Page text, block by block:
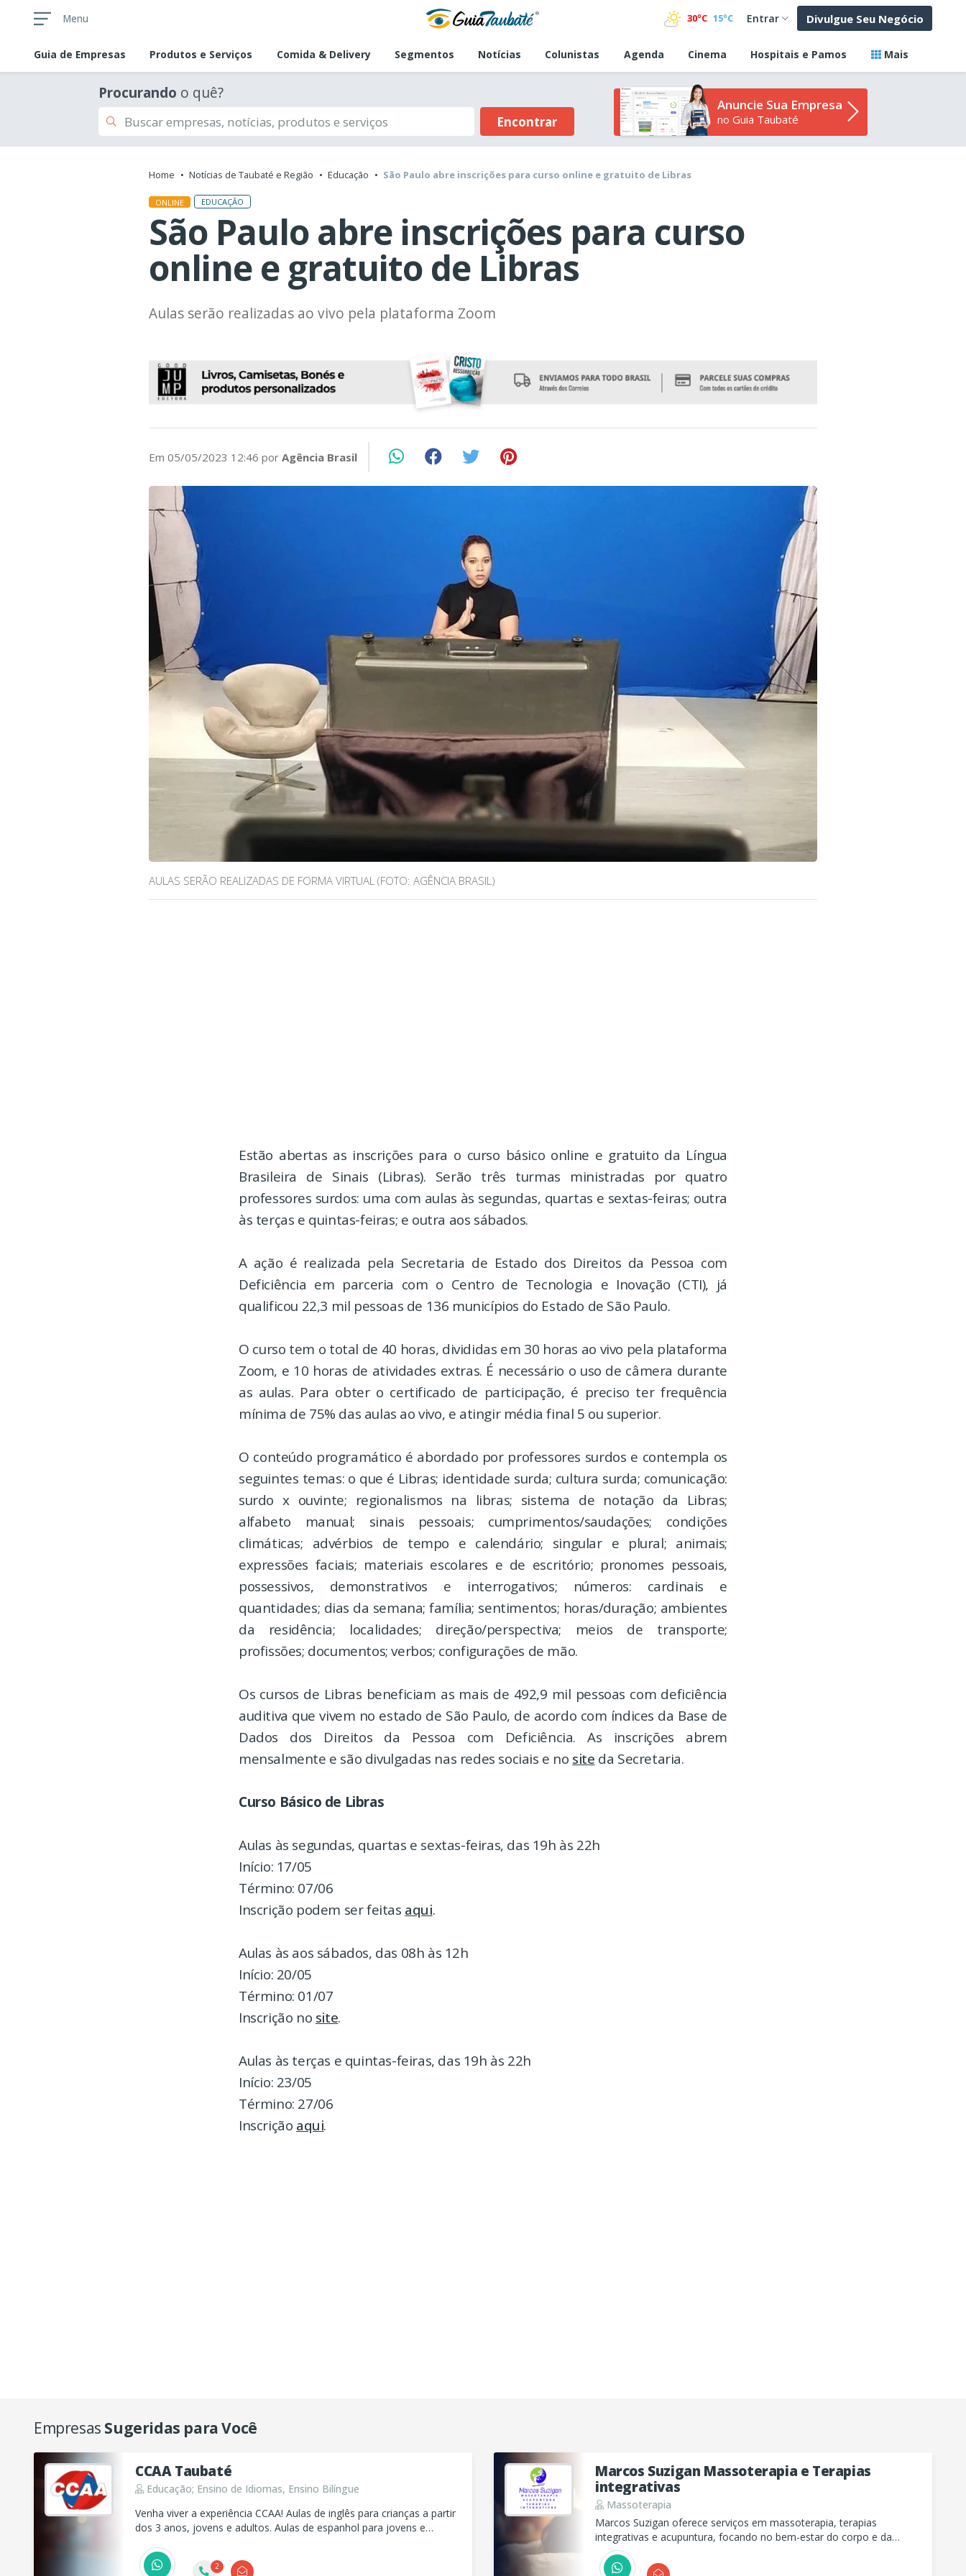
Menu 30ºC 15ºC Entrar Divulgue Seu Negócio
Guia de Empresas Produtos e Serviços Comida & Delivery Segmentos Notícias Colunistas Agenda Cinema Hospitais e Pamos Mais
Procurando o quê?
Encontrar
Anuncie Sua Empresa
no Guia Taubaté
Home Notícias de Taubaté e Região Educação São Paulo abre inscrições para curso online e gratuito de Libras
ONLINE EDUCAÇÃO
São Paulo abre inscrições para curso
online e gratuito de Libras
Aulas serão realizadas ao vivo pela plataforma Zoom
Em 05/05/2023 12:46 por Agência Brasil
AULAS SERÃO REALIZADAS DE FORMA VIRTUAL (FOTO: AGÊNCIA BRASIL)
Estão abertas as inscrições para o curso básico online e gratuito da Língua
Brasileira de Sinais (Libras). Serão três turmas ministradas por quatro
professores surdos: uma com aulas às segundas, quartas e sextas-feiras; outra
às terças e quintas-feiras; e outra aos sábados.
A ação é realizada pela Secretaria de Estado dos Direitos da Pessoa com
Deficiência em parceria com o Centro de Tecnologia e Inovação (CTI), já
qualificou 22,3 mil pessoas de 136 municípios do Estado de São Paulo.
O curso tem o total de 40 horas, divididas em 30 horas ao vivo pela plataforma
Zoom, e 10 horas de atividades extras. É necessário o uso de câmera durante
as aulas. Para obter o certificado de participação, é preciso ter frequência
mínima de 75% das aulas ao vivo, e atingir média final 5 ou superior.
O conteúdo programático é abordado por professores surdos e contempla os
seguintes temas: o que é Libras; identidade surda; cultura surda; comunicação:
surdo x ouvinte; regionalismos na libras; sistema de notação da Libras;
alfabeto manual; sinais pessoais; cumprimentos/saudações; condições
climáticas; advérbios de tempo e calendário; singular e plural; animais;
expressões faciais; materiais escolares e de escritório; pronomes pessoais,
possessivos, demonstrativos e interrogativos; números: cardinais e
quantidades; dias da semana; família; sentimentos; horas/duração; ambientes
da residência; localidades; direção/perspectiva; meios de transporte;
profissões; documentos; verbos; configurações de mão.
Os cursos de Libras beneficiam as mais de 492,9 mil pessoas com deficiência
auditiva que vivem no estado de São Paulo, de acordo com índices da Base de
Dados dos Direitos da Pessoa com Deficiência. As inscrições abrem
mensalmente e são divulgadas nas redes sociais e no site da Secretaria.
Curso Básico de Libras
Aulas às segundas, quartas e sextas-feiras, das 19h às 22h
Início: 17/05
Término: 07/06
Inscrição podem ser feitas aqui.
Aulas às aos sábados, das 08h às 12h
Início: 20/05
Término: 01/07
Inscrição no site.
Aulas às terças e quintas-feiras, das 19h às 22h
Início: 23/05
Término: 27/06
Inscrição aqui.
Empresas Sugeridas para Você
CCAA Taubaté
Educação; Ensino de Idiomas, Ensino Bilíngue
Venha viver a experiência CCAA! Aulas de inglês para crianças a partir
dos 3 anos, jovens e adultos. Aulas de espanhol para jovens e
Intercâmbio. CCAA é assim que se fala!
2
Marcos Suzigan Massoterapia e Terapias
integrativas
Massoterapia
Marcos Suzigan oferece serviços em massoterapia, terapias
integrativas e acupuntura, focando no bem-estar do corpo e da
mente. Atendimento também em domicilio!